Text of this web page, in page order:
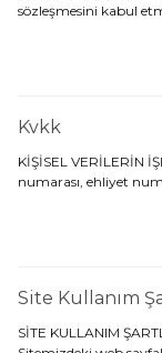
sözleşmesini kabul
Kvkk
KİŞİSEL VERİLERİN
numarası, ehliyet
Site Kullanım
SİTE KULLANIM